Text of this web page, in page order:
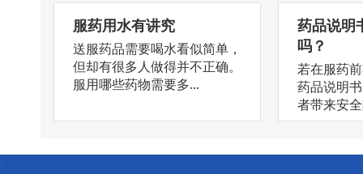
服药用水有讲究
送服药品需要喝水看似简单，
但却有很多人做得并不正确。
服用哪些药物需要多...
药品说明
吗？
若在服药
药品说明
者带来安